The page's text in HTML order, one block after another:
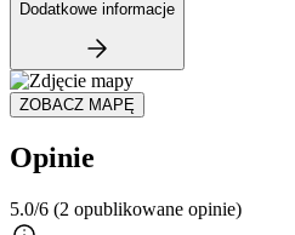
Dodatkowe informacje
ZOBACZ MAPĘ
Opinie
5.0/6 (2 opublikowane opinie)